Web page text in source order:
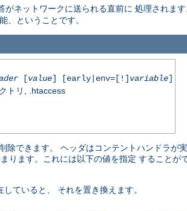
がネットワークに送られる直前に 処理されま
、ということです。
[value] [early|env=[!] variable]
トリ, .htaccess
できます。 ヘッダはコンテントハンドラが
ります。これには以下の値を指定 することが
ていると、 それを置き換えます。